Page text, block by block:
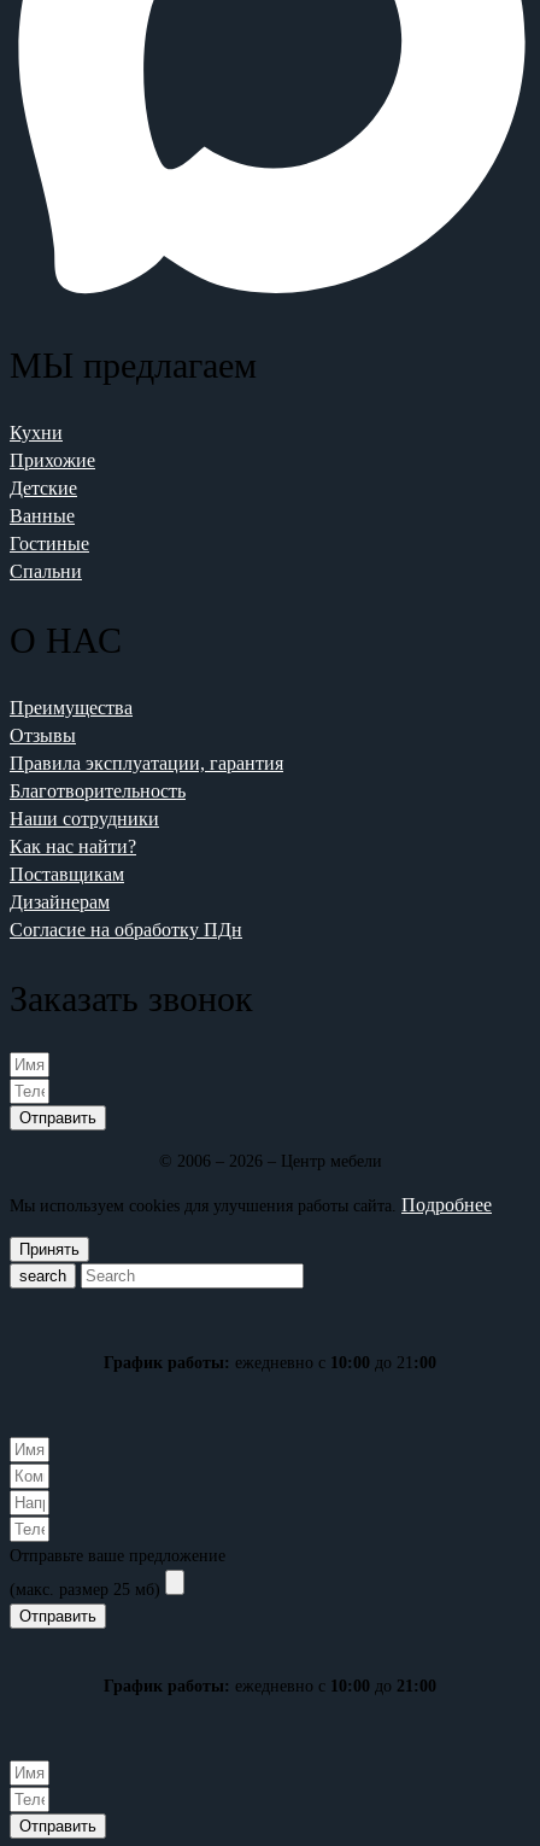
МЫ предлагаем
Кухни
Прихожие
Детские
Ванные
Гостиные
Спальни
О НАС
Преимущества
Отзывы
Правила эксплуатации, гарантия
Благотворительность
Наши сотрудники
Как нас найти?
Поставщикам
Дизайнерам
Согласие на обработку ПДн
Заказать звонок
Отправить
© 2006 – 2026 – Центр мебели
Мы используем cookies для улучшения работы сайта. Подробнее
Принять
search
График работы: ежедневно с 10:00 до 21 :00
Отправьте ваше предложение
(макс. размер 25 мб)
Отправить
График работы: ежедневно с 10:00 до 21:00
Отправить